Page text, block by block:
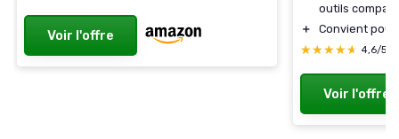
Voir l'offre
outils
＋
Convient
★★★★★
★★★★★ 4,6/5
Voir l'offre